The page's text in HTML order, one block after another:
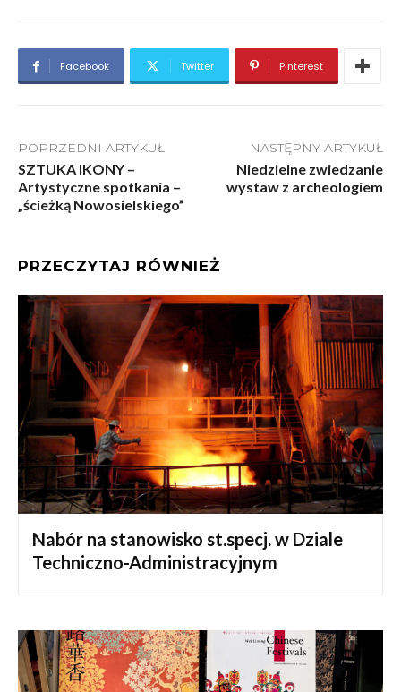
Facebook Twitter Pinterest
POPRZEDNI ARTYKUŁ
SZTUKA IKONY –
Artystyczne spotkania –
„ścieżką Nowosielskiego”
NASTĘPNY ARTYKUŁ
Niedzielne zwiedzanie
wystaw z archeologiem
PRZECZYTAJ RÓWNIEŻ
Nabór na stanowisko st.specj. w Dziale
Techniczno-Administracyjnym